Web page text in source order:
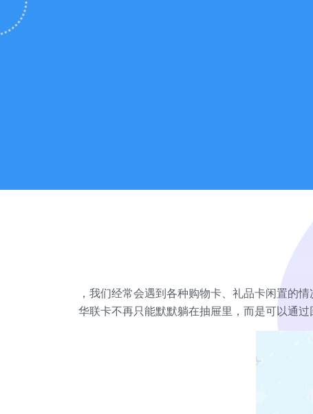
，我们经常会遇到各种购物卡、礼品卡闲置的
华联卡不再只能默默躺在抽屉里，而是可以通